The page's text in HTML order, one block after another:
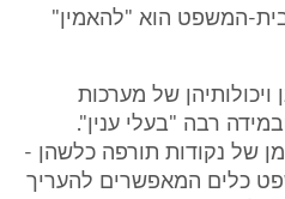
המשפט הוא "להאמין"
של מערכות
רבה "בעלי ענין".
של נקודות תורפה כלשהן -
כלים המאפשרים להעריך